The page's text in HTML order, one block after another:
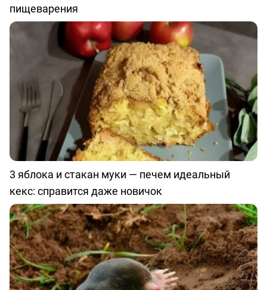
пищеварения
3 яблока и стакан муки — печем идеальный
кекс: справится даже новичок